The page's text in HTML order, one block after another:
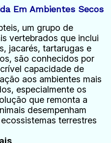
Em Ambientes Secos
um grupo de
vertebrados que inclui
jacarés, tartarugas e
são conhecidos por
capacidade de
aos ambientes mais
especialmente os
que remonta a
desempenham
terrestres